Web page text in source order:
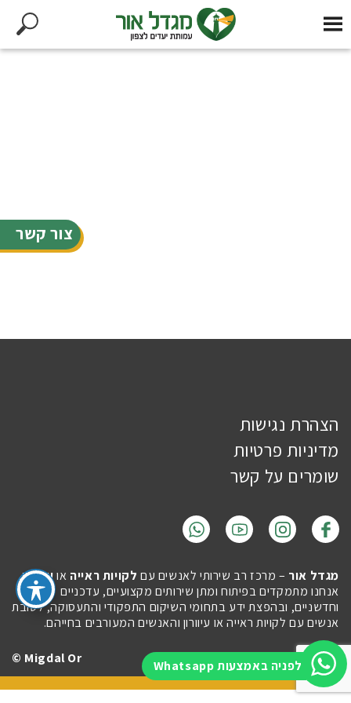
צור קשר
לפניה באמצעות Whatsapp
הצהרת נגישות
מדיניות פרטיות
שומרים על קשר
מגדל אור – מרכז רב שירותי לאנשים עם לקויות ראייה אועיוורון.
אנחנו מתמקדים בפיתוח ומתן שירותים מקצועיים, עדכניים
וחדשניים, ובהפצת ידע בתחומי השיקום התפקודי והתעסוקה, לטובת
אנשים עם לקויות ראייה או עיוורון והאנשים המעורבים בחייהם.
Imaginet
Migdal Or ©